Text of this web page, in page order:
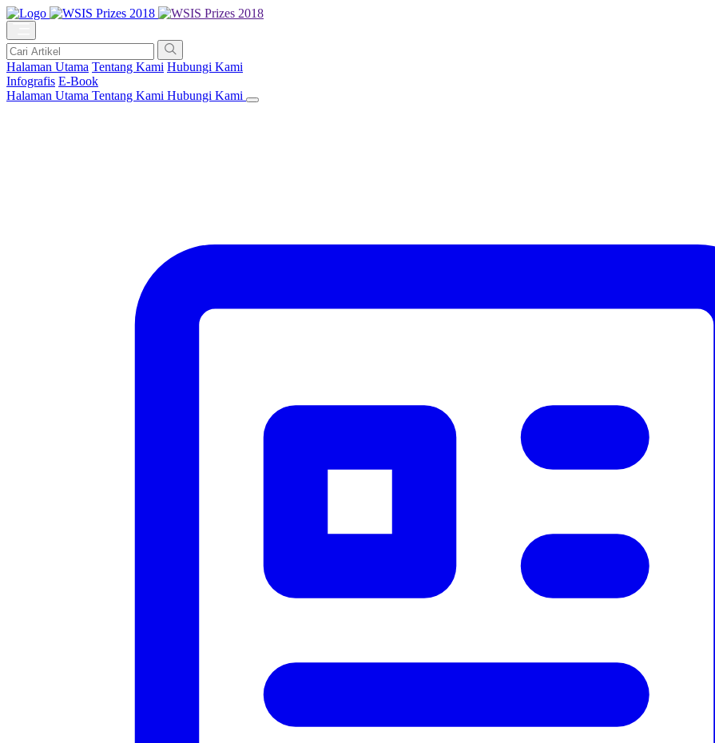
Halaman Utama Tentang Kami Hubungi Kami
Infografis E-Book
Halaman Utama Tentang Kami Hubungi Kami